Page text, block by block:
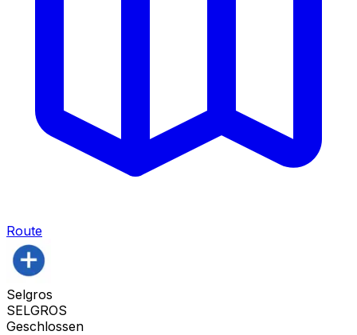
Route
Selgros
SELGROS
Geschlossen